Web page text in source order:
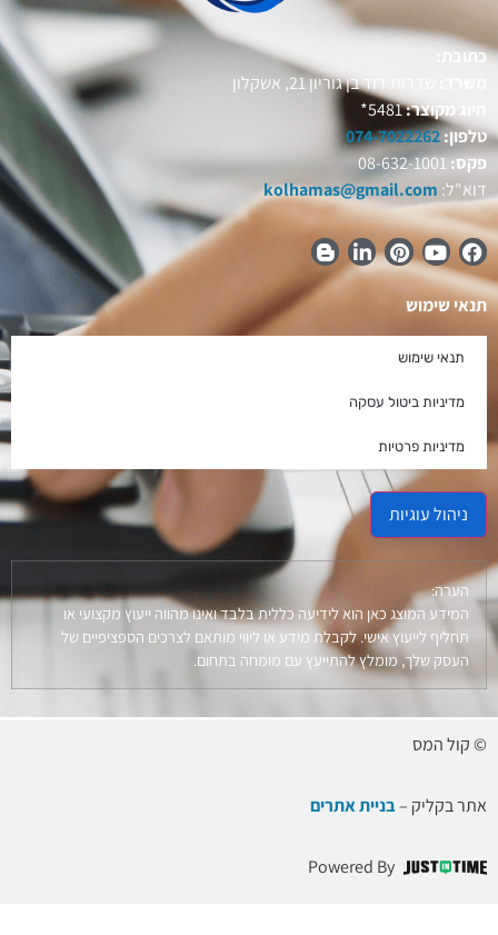
כתובת:
משרד:
שדרות דוד בן גוריון 21, אשקלון
חיוג מקוצר:5481*
טלפון:074-7022262
פקס:08-632-1001
דוא"ל: kolhamas@gmail.com
תנאי שימוש
תנאי שימוש
מדיניות ביטול עסקה
מדיניות פרטיות
ניהול עוגיות
הערה:
המידע המוצג כאן הוא לידיעה כללית בלבד ואינו מהווה ייעוץ מקצועי או
תחליף לייעוץ אישי. לקבלת מידע או ליווי מותאם לצרכים הספציפיים של
העסק שלך, מומלץ להתייעץ עם מומחה בתחום.
© קול המס
אתר בקליק –בניית אתרים
Powered By